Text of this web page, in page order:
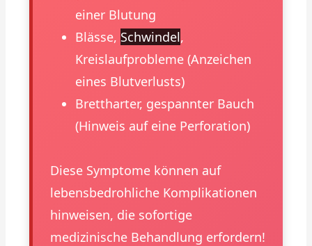
einer Blutung
Blässe, Schwindel,
Kreislaufprobleme (Anzeichen
eines Blutverlusts)
Brettharter, gespannter Bauch
(Hinweis auf eine Perforation)
Diese Symptome können auf
lebensbedrohliche Komplikationen
hinweisen, die sofortige
medizinische Behandlung erfordern!